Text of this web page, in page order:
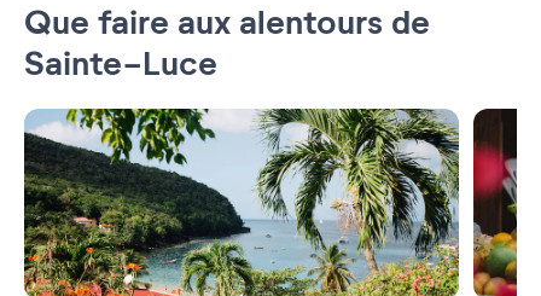
Que faire aux alentours de
Sainte-Luce